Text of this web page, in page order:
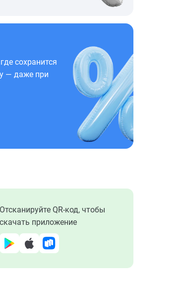
сохранится
— даже при
Отсканируйте QR-код, чтобы
скачать приложение